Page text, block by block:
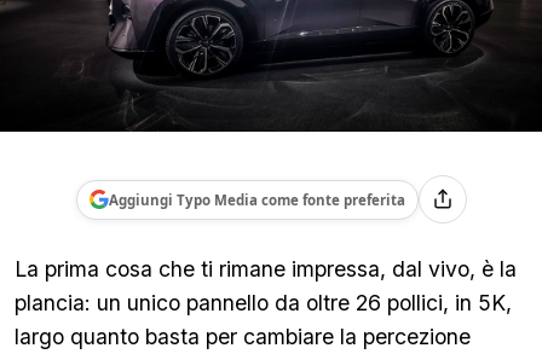
Aggiungi Typo Media come fonte preferita
La prima cosa che ti rimane impressa, dal vivo, è la
plancia: un unico pannello da oltre 26 pollici, in 5K,
largo quanto basta per cambiare la percezione